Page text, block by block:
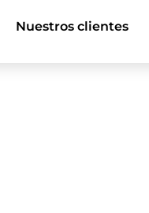
Nuestros clientes